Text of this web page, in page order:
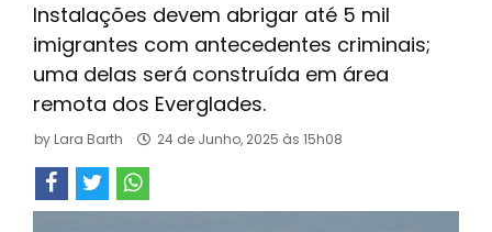
Instalações devem abrigar até 5 mil
imigrantes com antecedentes criminais;
uma delas será construída em área
remota dos Everglades.
by Lara Barth 24 de Junho, 2025 às 15h08